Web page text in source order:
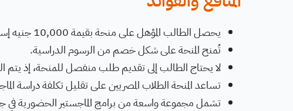
يحصل الطالب المؤهل على منحة بقيمة 10,000 جنيه إسترليني.
تُمنح المنحة على شكل خصم من الرسوم الدراسية.
لا يحتاج الطالب إلى تقديم طلب منفصل للمنحة، إذ يتم
تساعد المنحة الطلاب المصريين على تقليل تكلفة دراسة
تشمل مجموعة واسعة من برامج الماجستير الحضورية في